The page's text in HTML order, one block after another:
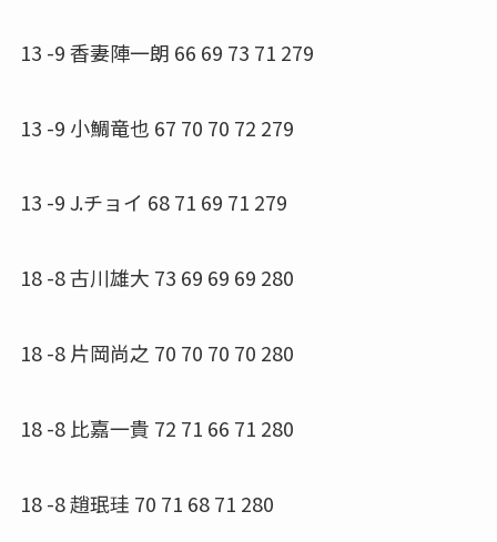
13 -9 香妻陣一朗 66 69 73 71 279
13 -9 小鯛竜也 67 70 70 72 279
13 -9 J.チョイ 68 71 69 71 279
18 -8 古川雄大 73 69 69 69 280
18 -8 片岡尚之 70 70 70 70 280
18 -8 比嘉一貴 72 71 66 71 280
18 -8 趙珉珪 70 71 68 71 280